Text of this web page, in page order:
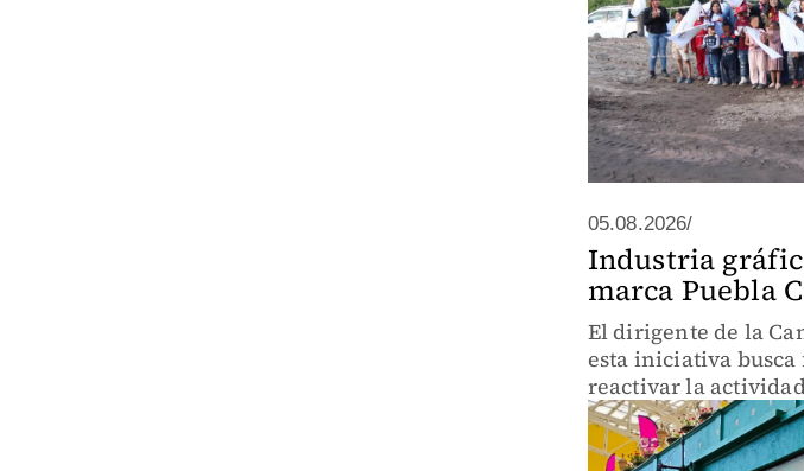
05.08.2026/
Industria
marca Puebla
El dirigente de la
esta iniciativa
reactivar la